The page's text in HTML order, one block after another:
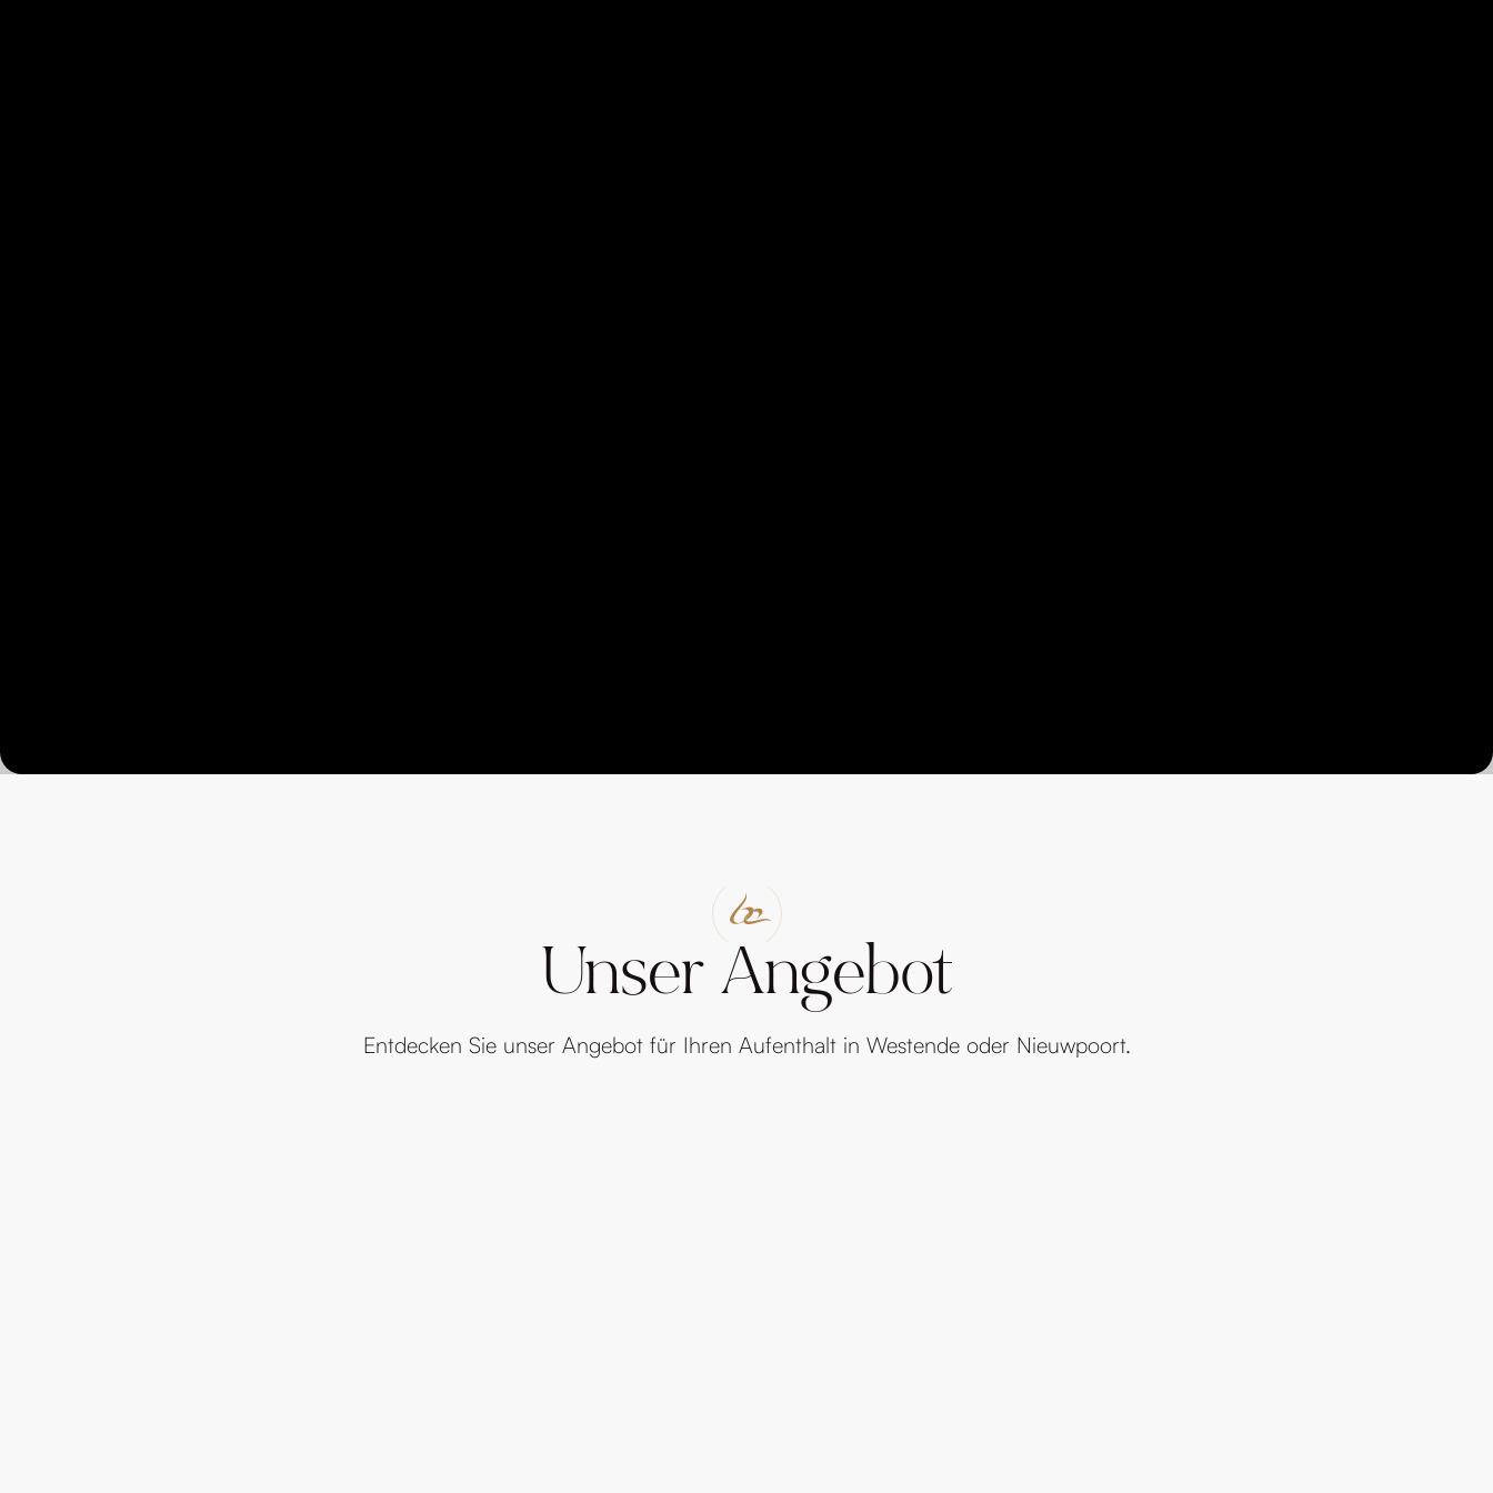
Unser Angebot
Entdecken Sie unser Angebot für Ihren Aufenthalt in Westende oder Nieuwpoort.